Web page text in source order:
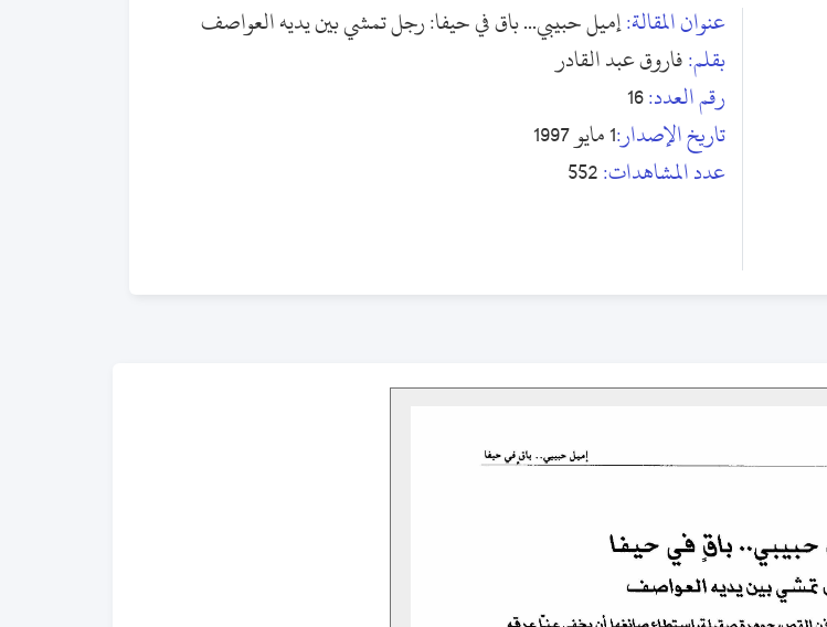
عنوان المقالة:إميل حبيبي... باق في حيفا: رجل تمشي بين يديه العواصف
بقلم:فاروق عبد القادر
رقم العدد:16
تاريخ الإصدار:1 مايو 1997
عدد المشاهدات:552